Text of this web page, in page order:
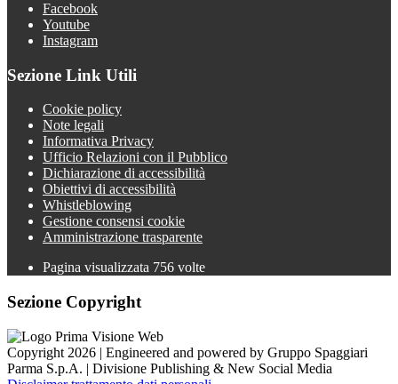
Facebook
Youtube
Instagram
Sezione Link Utili
Cookie policy
Note legali
Informativa Privacy
Ufficio Relazioni con il Pubblico
Dichiarazione di accessibilità
Obiettivi di accessibilità
Whistleblowing
Gestione consensi cookie
Amministrazione trasparente
Pagina visualizzata 756 volte
Sezione Copyright
Copyright 2026 | Engineered and powered by Gruppo Spaggiari
Parma S.p.A. | Divisione Publishing & New Social Media